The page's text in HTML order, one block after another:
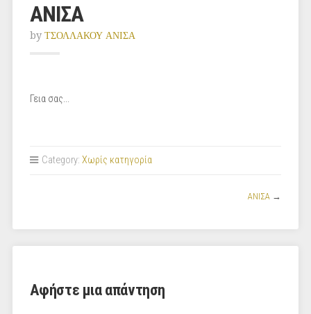
ΑΝΙΣΑ
by ΤΣΟΛΛΑΚΟΥ ΑΝΙΣΑ
Γεια σας...
Category: Χωρίς κατηγορία
ΑΝΙΣΑ →
Αφήστε μια απάντηση